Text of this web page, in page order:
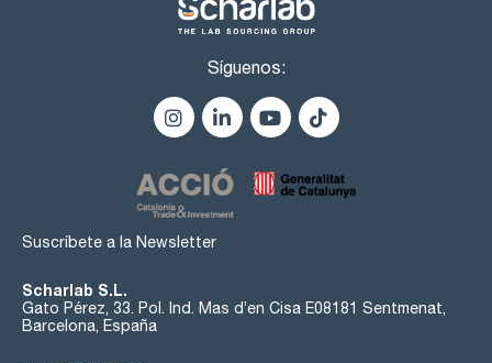
Síguenos:
Suscríbete a la Newsletter
Scharlab S.L.
Gato Pérez, 33. Pol. Ind. Mas d’en Cisa E08181 Sentmenat,
Barcelona, España